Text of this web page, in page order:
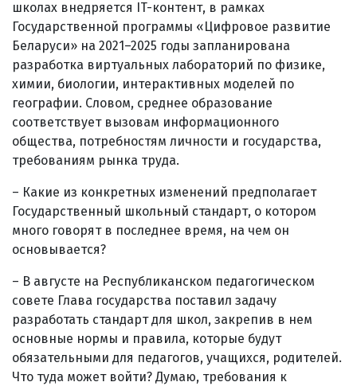
школах внедряется IT-контент, в рамках
Государственной программы «Цифровое развитие
Беларуси» на 2021–2025 годы запланирована
разработка виртуальных лабораторий по физике,
химии, биологии, интер­активных моделей по
географии. Словом, среднее образование
соответствует вызовам информационного
общества, потребностям личности и государства,
требованиям рынка труда.
– Какие из конкретных изменений предполагает
Государственный школьный стандарт, о котором
много говорят в последнее время, на чем он
основывается?
– В августе на Республиканском педагогическом
совете Глава государства поставил задачу
разработать стандарт для школ, закрепив в нем
основные нормы и правила, которые будут
обязательными для педагогов, учащихся, родителей.
Что туда может войти? Думаю, требования к